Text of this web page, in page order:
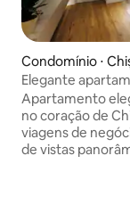
Condomínio ⋅
Elegante
– Wi-Fi rápido/
Apartamento
no coração de
viagens de
de vistas